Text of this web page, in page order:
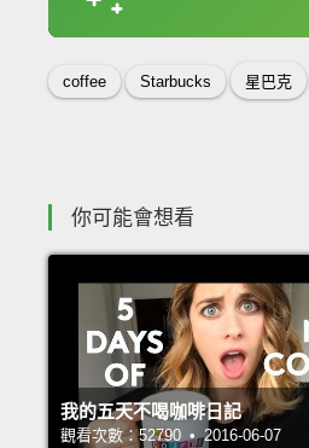
coffee Starbucks 星巴克
你可能會想看
我的五天不喝咖啡日記
觀看次數：52790 • 2016-06-07